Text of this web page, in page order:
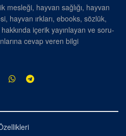
mesleği, hayvan sağlığı, hayvan
hayvan ırkları, ebooks, sözlük,
içerik yayınlayan ve soru-
cevap veren bilgi